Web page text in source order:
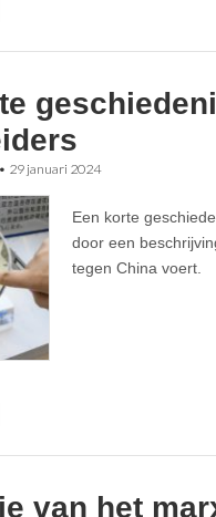
• 29 januari 2024
Een korte
door een
tegen China voert.
van het